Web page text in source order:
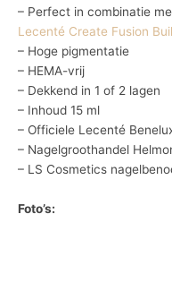
– Perfect in combinatie
Lecenté Create Fusion
– Hoge pigmentatie
– HEMA-vrij
– Dekkend in 1 of 2 lagen
– Inhoud 15 ml
– Officiele Lecenté
– Nagelgroothandel
– LS Cosmetics
Foto’s: